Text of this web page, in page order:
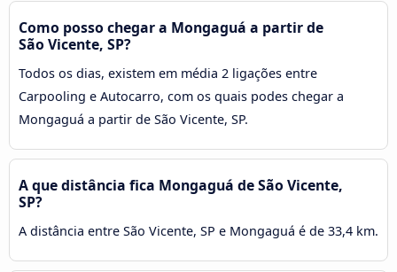
Como posso chegar a Mongaguá a partir de
São Vicente, SP?
Todos os dias, existem em média 2 ligações entre
Carpooling e Autocarro, com os quais podes chegar a
Mongaguá a partir de São Vicente, SP.
A que distância fica Mongaguá de São Vicente,
SP?
A distância entre São Vicente, SP e Mongaguá é de 33,4 km.